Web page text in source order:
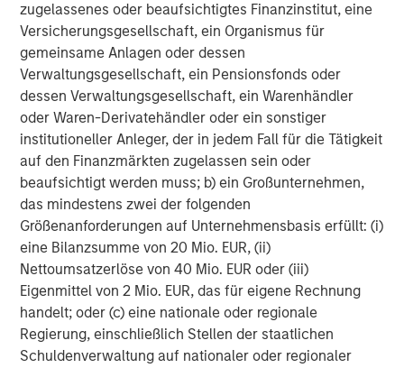
zugelassenes oder beaufsichtigtes Finanzinstitut, eine
Versicherungsgesellschaft, ein Organismus für
gemeinsame Anlagen oder dessen
Verwaltungsgesellschaft, ein Pensionsfonds oder
dessen Verwaltungsgesellschaft, ein Warenhändler
oder Waren-Derivatehändler oder ein sonstiger
institutioneller Anleger, der in jedem Fall für die Tätigkeit
auf den Finanzmärkten zugelassen sein oder
beaufsichtigt werden muss; b) ein Großunternehmen,
das mindestens zwei der folgenden
Größenanforderungen auf Unternehmensbasis erfüllt: (i)
eine Bilanzsumme von 20 Mio. EUR, (ii)
Nettoumsatzerlöse von 40 Mio. EUR oder (iii)
Eigenmittel von 2 Mio. EUR, das für eigene Rechnung
handelt; oder (c) eine nationale oder regionale
Regierung, einschließlich Stellen der staatlichen
Schuldenverwaltung auf nationaler oder regionaler
About SMT
Established in 2001, and headquartered in Gujarat, SMT is
the largest developer and manufacturer of precision
engineered cardiac products in India. The Company has a
wide product portfolio, including coronary stents (drug-
eluting and bare-metal), renal stents, PTCA balloon
catheters and other cardiac accessories in India and
abroad. SMT has a manufacturing facility in the special
economic zone in Surat in Gujarat and a R&D center in
Dublin, Ireland. SMT is ISO 9001, ISO 13485, ANVISA and
WHO-GMP certified. The Company’s products are CE
certified. SMT is part of the Sahajanand Group of
Companies (for more information, please visit
http://smtpl.com/ ).
About Morgan Stanley Private Equity Asia